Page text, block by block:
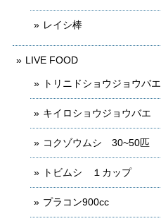
レイシ棒
LIVE FOOD
トリニドショウジョウバエ
キイロショウジョウバエ
コクゾウムシ 30~50匹
トビムシ １カップ
プラコン900cc